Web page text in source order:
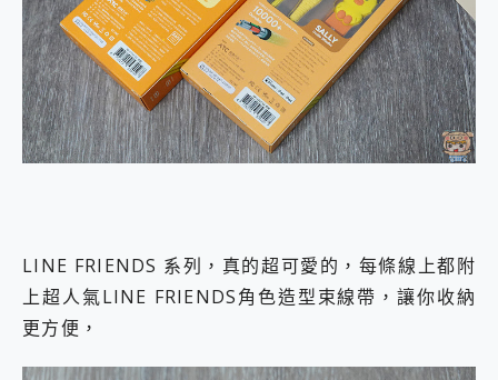
LINE FRIENDS 系列，真的超可愛的，每條線上都附
上超人氣LINE FRIENDS角色造型束線帶，讓你收納
更方便，